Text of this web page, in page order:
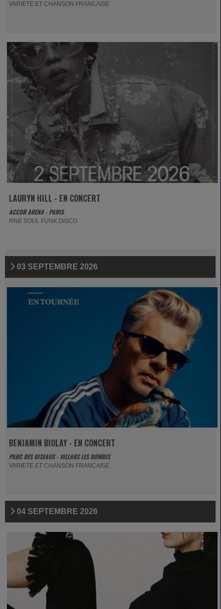
VARIETE ET CHANSON FRANCAISE
LAURYN HILL - EN CONCERT
ACCOR ARENA - PARIS
RNB SOUL FUNK DISCO
03 SEPTEMBRE 2026
BENJAMIN BIOLAY - EN CONCERT
PARC DES OISEAUX - VILLARS LES DOMBES
VARIETE ET CHANSON FRANCAISE
04 SEPTEMBRE 2026